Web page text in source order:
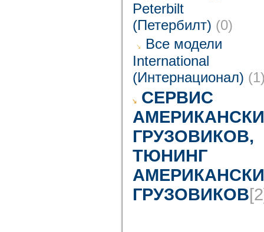
Peterbilt
(Петербилт) (0)
Все модели
International
(Интернационал)
CЕРВИС
ГРУЗОВИКОВ,
ТЮНИНГ
ГРУЗОВИКОВ